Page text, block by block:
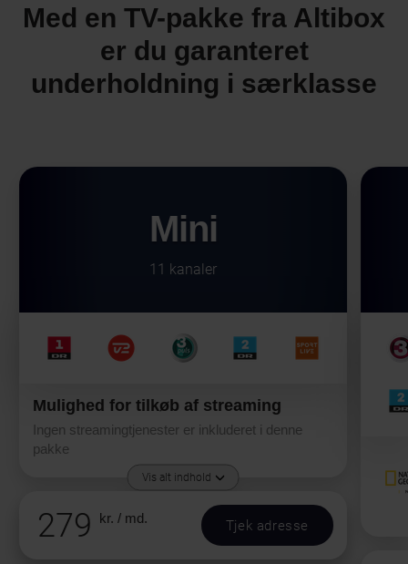
Med en TV-pakke fra Altibox
er du garanteret
underholdning i særklasse
Mini
11 kanaler
Mulighed for tilkøb af streaming
Ingen streamingtjenester er inkluderet i denne
pakke
Vis alt indhold
279 kr. / md. Tjek adresse